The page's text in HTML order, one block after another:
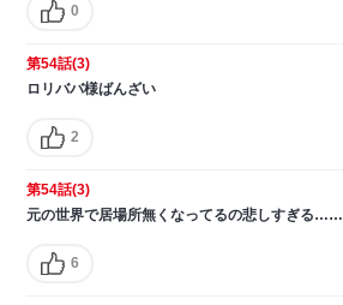
0
第54話(3)
ロリババ様ばんざい
2
第54話(3)
元の世界で居場所無くなってるの悲しすぎる……
6